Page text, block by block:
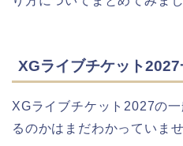
XGライブチケット
XGライブチケット2027の
るのかはまだわかっていませ